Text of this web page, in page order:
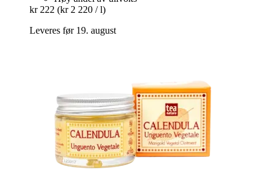
kr 222 (kr 2 220 / l)
Leveres før 19. august